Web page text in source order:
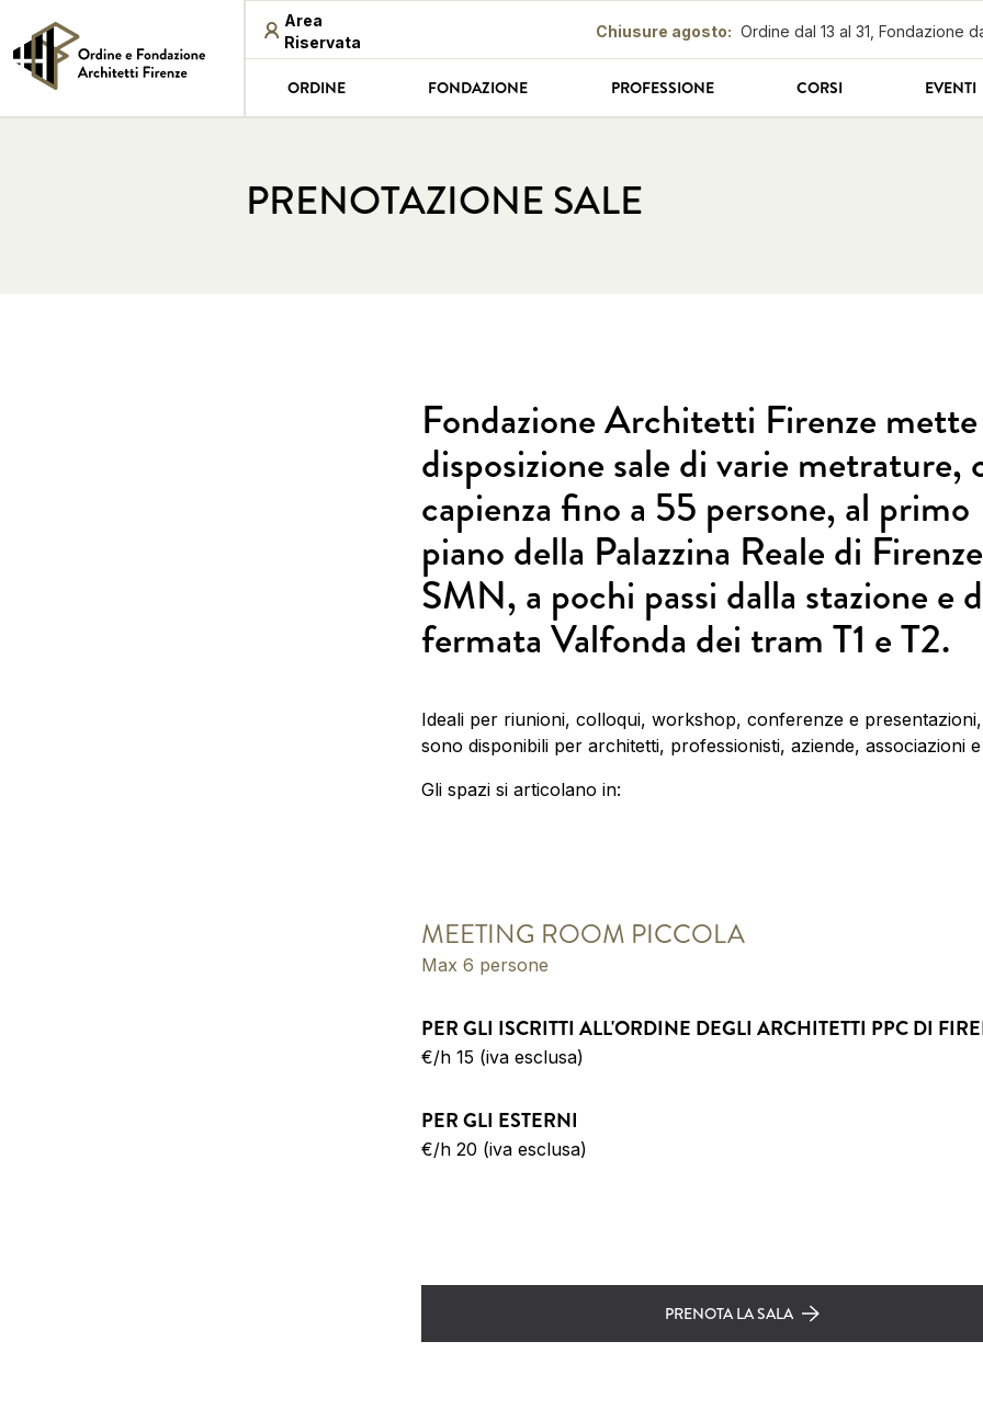
Area
Riservata
Chiusure agosto: Ordine dal 13 al 31, Fondazione
ORDINE FONDAZIONE PROFESSIONE CORSI EVENTI
PRENOTAZIONE SALE
Fondazione Architetti Firenze
disposizione sale di varie metrature,
capienza fino a 55 persone, al primo
piano della Palazzina Reale di Firenze
SMN, a pochi passi dalla stazione e
fermata Valfonda dei tram T1 e T2.
Ideali per riunioni, colloqui, workshop, conferenze e
sono disponibili per architetti, professionisti, aziende, associazioni
Gli spazi si articolano in:
MEETING ROOM PICCOLA
Max 6 persone
PER GLI ISCRITTI ALL'ORDINE DEGLI ARCHITETTI PPC DI
€/h 15 (iva esclusa)
PER GLI ESTERNI
€/h 20 (iva esclusa)
PRENOTA LA SALA